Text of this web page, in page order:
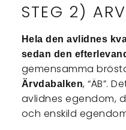
STEG 2)
Hela den avlidnes
sedan den
gemensamma
Ärvdabalken, “ÄB”.
avlidnes egendom,
och enskild